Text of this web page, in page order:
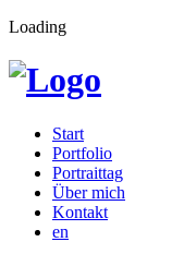
Loading
Start
Portfolio
Portraittag
Über mich
Kontakt
en